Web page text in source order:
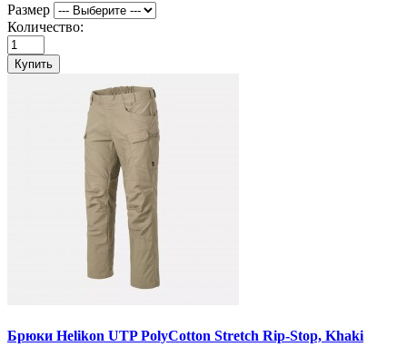
Размер
Количество:
Купить
Брюки Helikon UTP PolyCotton Stretch Rip-Stop, Khaki